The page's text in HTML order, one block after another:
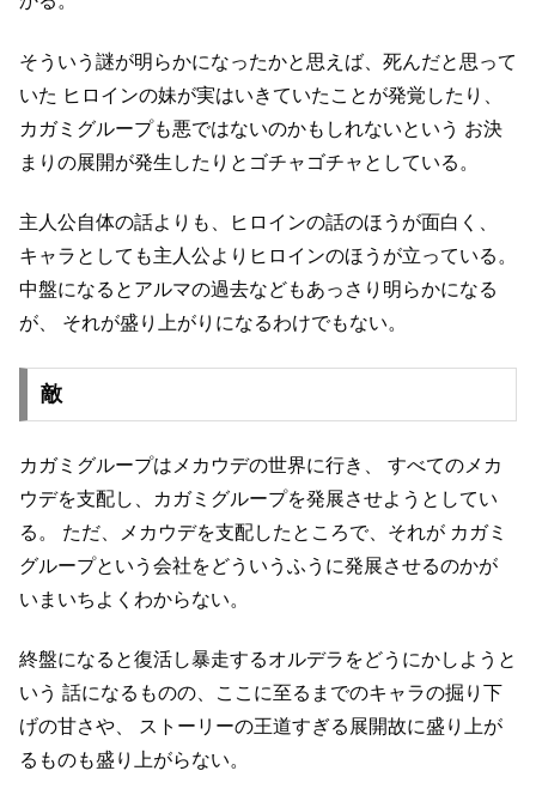
そういう謎が明らかになったかと思えば、死んだと思って
いた ヒロインの妹が実はいきていたことが発覚したり、
カガミグループも悪ではないのかもしれないという お決
まりの展開が発生したりとゴチャゴチャとしている。
主人公自体の話よりも、ヒロインの話のほうが面白く、
キャラとしても主人公よりヒロインのほうが立っている。
中盤になるとアルマの過去などもあっさり明らかになる
が、
それが盛り上がりになるわけでもない。
敵
カガミグループはメカウデの世界に行き、
すべてのメカ
ウデを支配し、カガミグループを発展させようとしてい
る。
ただ、メカウデを支配したところで、それが カガミ
グループという会社をどういうふうに発展させるのかが
いまいちよくわからない。
終盤になると復活し暴走するオルデラをどうにかしようと
いう 話になるものの、ここに至るまでのキャラの掘り下
げの甘さや、
ストーリーの王道すぎる展開故に盛り上が
るものも盛り上がらない。